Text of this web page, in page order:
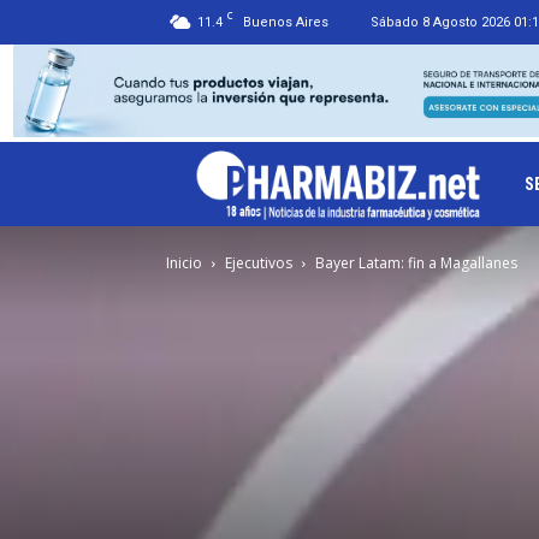
11.4 C Buenos Aires Sábado 8 Agosto 2026
Inicio Ejecutivos Bayer Latam: fin a Magallanes